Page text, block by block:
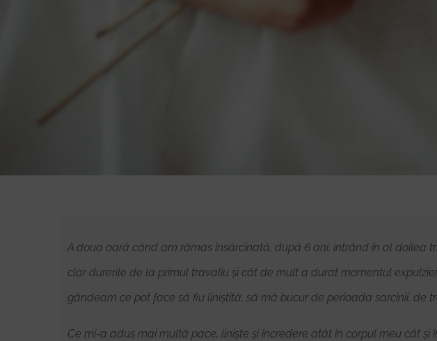
A doua oară când am rămas însărcinată, după 6 ani, intrând în al doilea
clar durerile de la primul travaliu și cât de mult a durat momentul
gândeam ce pot face să fiu liniștită, să mă bucur de perioada sarcinii, de
Ce mi-a adus mai multă pace, liniște și încredere atât în corpul meu cât